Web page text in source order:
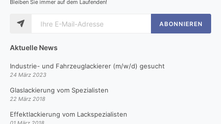
Bleiben Sie immer auf dem Laufenden!
ABONNIEREN
Aktuelle News
Industrie- und Fahrzeuglackierer (m/w/d) gesucht
24 März 2023
Glaslackierung vom Spezialisten
22 März 2018
Effektlackierung vom Lackspezialisten